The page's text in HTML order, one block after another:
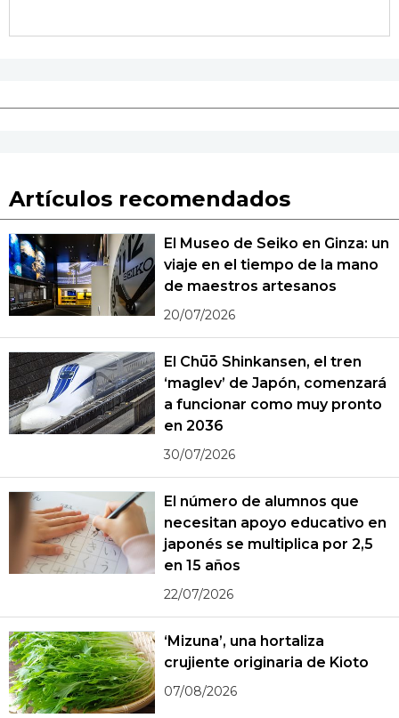
Artículos recomendados
El Museo de Seiko en Ginza: un
viaje en el tiempo de la mano
de maestros artesanos
20/07/2026
El Chūō Shinkansen, el tren
‘maglev’ de Japón, comenzará
a funcionar como muy pronto
en 2036
30/07/2026
El número de alumnos que
necesitan apoyo educativo en
japonés se multiplica por 2,5
en 15 años
22/07/2026
‘Mizuna’, una hortaliza
crujiente originaria de Kioto
07/08/2026